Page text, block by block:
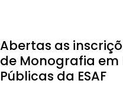
Abertas as
de Monografia em
Públicas da ESAF